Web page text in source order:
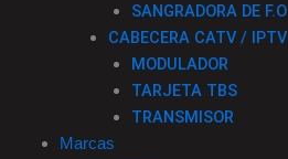
SANGRADORA DE F.O
CABECERA CATV / IPTV
MODULADOR
TARJETA TBS
TRANSMISOR
Marcas